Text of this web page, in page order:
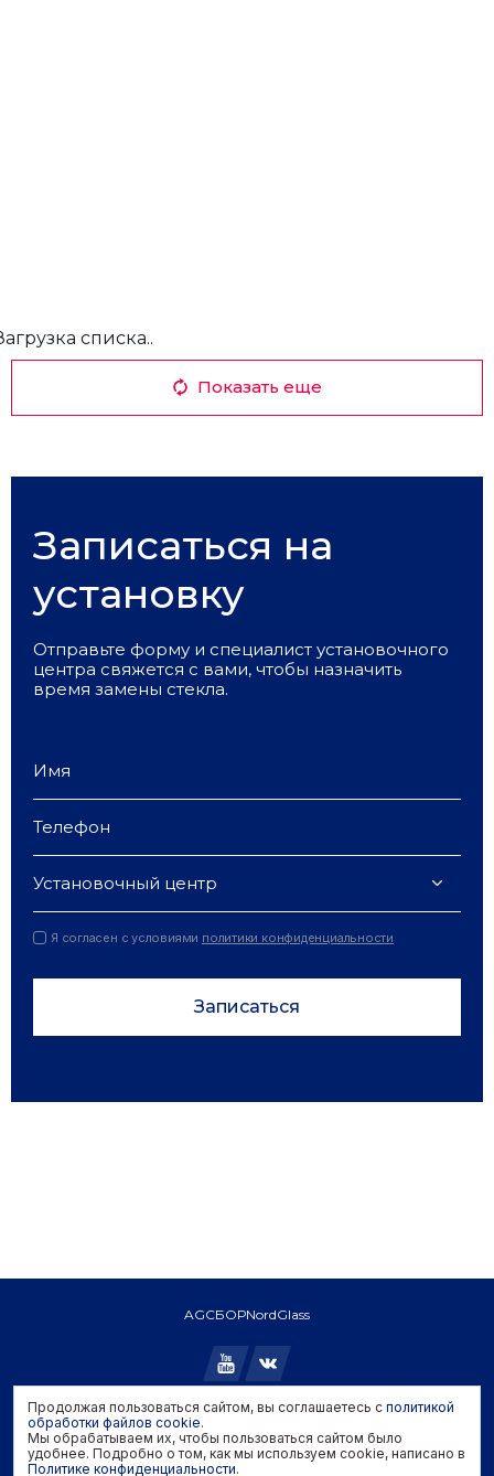
списка..
Показать еще
Записаться на
установку
Отправьте форму и специалист установочного
центра свяжется с вами, чтобы назначить
время замены стекла.
Установочный центр
Я согласен с условиями политики конфиденциальности
Записаться
AGCБОРNordGlass
Copyright © 2026 AGC. All rights reserved.
Политика конфиденциальности
Политика обработки файлов cookie
Продолжая пользоваться сайтом, вы соглашаетесь с политикой
обработки файлов cookie.
Мы обрабатываем их, чтобы пользоваться сайтом было
удобнее. Подробно о том, как мы используем cookie, написано в
Политике конфиденциальности.